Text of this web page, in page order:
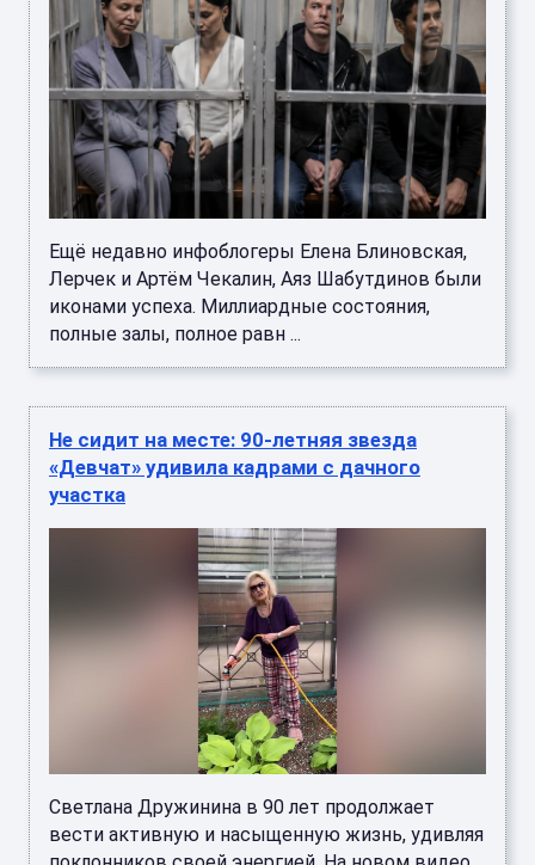
Ещё недавно инфоблогеры Елена Блиновская,
Лерчек и Артём Чекалин, Аяз Шабутдинов были
иконами успеха. Миллиардные состояния,
полные залы, полное равн ...
Не сидит на месте: 90-летняя звезда
«Девчат» удивила кадрами с дачного
участка
Светлана Дружинина в 90 лет продолжает
вести активную и насыщенную жизнь, удивляя